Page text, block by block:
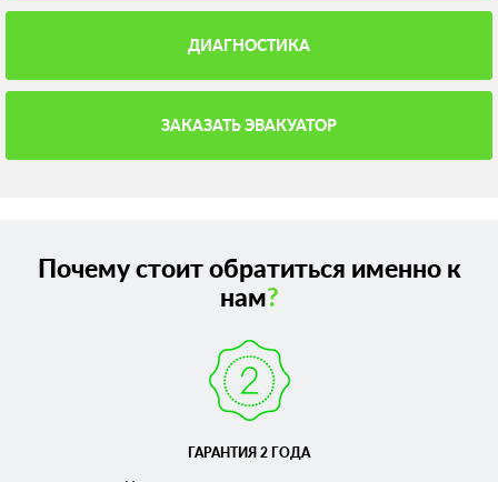
ДИАГНОСТИКА
ЗАКАЗАТЬ ЭВАКУАТОР
Почему стоит обратиться именно к
нам?
ГАРАНТИЯ 2 ГОДА